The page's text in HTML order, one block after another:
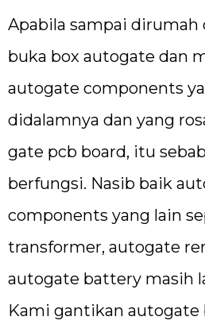
Apabila sampai
buka box autogate dan
autogate components
didalamnya dan yang
gate pcb board, itu
berfungsi. Nasib baik
components yang lain
transformer, autogate
autogate battery masih
Kami gantikan autogate